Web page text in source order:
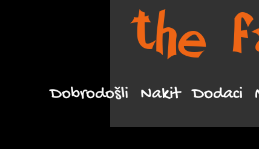
the
Dobrodošli Nakit Dodaci